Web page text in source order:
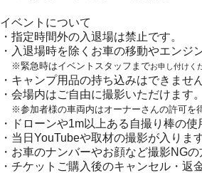
イベントについて
・指定時間外の入退場は禁止です。
・入退場時を除くお車の移動やエンジ
※緊急時はイベントスタッフまでお申し付けく
・キャンプ用品の持ち込みはできません
・会場内はご自由に撮影いただけます。
※参加者様の車両内はオーナーさんの許可を
・ドローンや1m以上ある自撮り棒の使
・当日YouTubeや取材の撮影が入ります
・お車のナンバーやお顔など撮影NG
・チケットご購入後のキャンセル・返